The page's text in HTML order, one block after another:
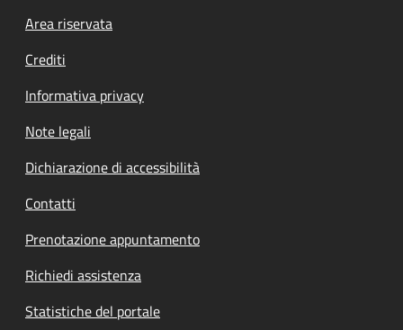
Footer menu
Area riservata
Crediti
Informativa privacy
Note legali
Dichiarazione di accessibilità
Contatti
Prenotazione appuntamento
Richiedi assistenza
Statistiche del portale